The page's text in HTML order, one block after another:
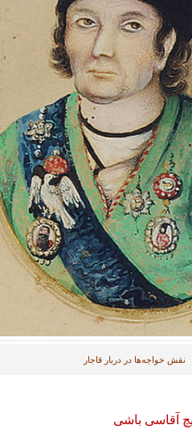
نقش خواجه‌ها در دربار قاجار